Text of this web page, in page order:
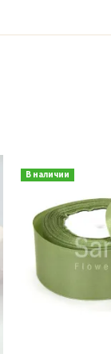
В наличии